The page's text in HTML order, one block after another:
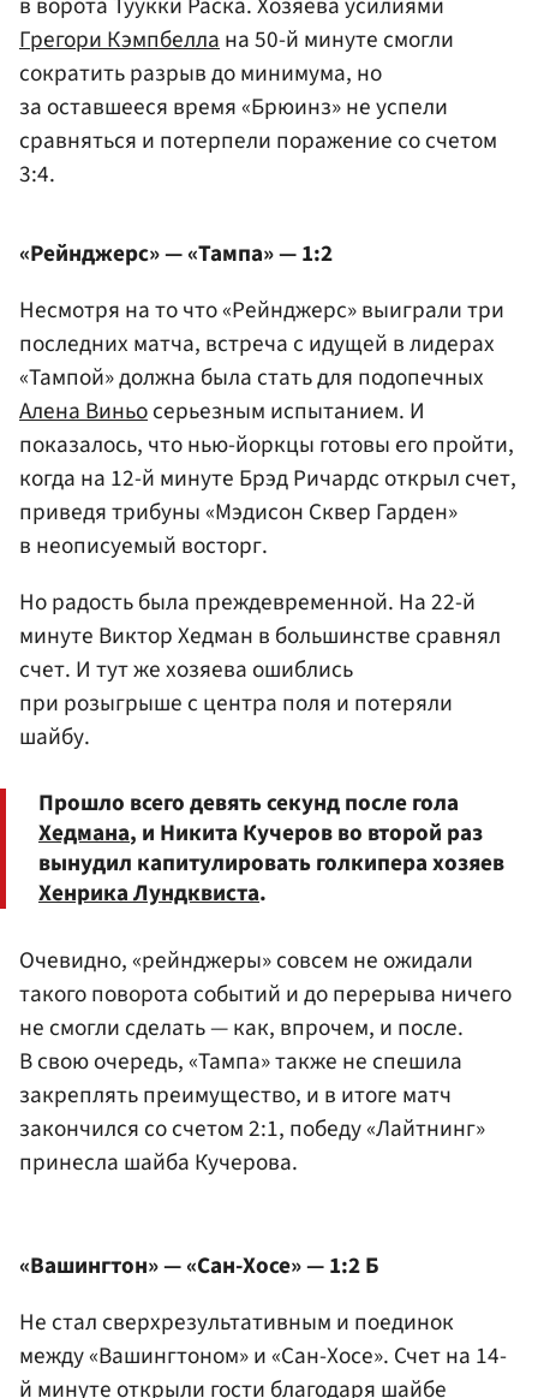
Грегори Кэмпбеллана 50-й минуте смогли
сократить разрыв до минимума, но
за оставшееся время «Брюинз» не успели
сравняться и потерпели поражение со счетом
3:4.
«Рейнджерс» — «Тампа» — 1:2
Несмотря на то что «Рейнджерс» выиграли три
последних матча, встреча с идущей в лидерах
«Тампой» должна была стать для подопечных
Алена Виньосерьезным испытанием. И
показалось, что нью-йоркцы готовы его пройти,
когда на 12-й минуте Брэд Ричардс открыл счет,
приведя трибуны «Мэдисон Сквер Гарден»
в неописуемый восторг.
Но радость была преждевременной. На 22-й
минуте Виктор Хедман в большинстве сравнял
счет. И тут же хозяева ошиблись
при розыгрыше с центра поля и потеряли
шайбу.
Прошло всего девять секунд после гола
Хедмана, и Никита Кучеров во второй раз
вынудил капитулировать голкипера хозяев
Хенрика Лундквиста.
Очевидно, «рейнджеры» совсем не ожидали
такого поворота событий и до перерыва ничего
не смогли сделать — как, впрочем, и после.
В свою очередь, «Тампа» также не спешила
закреплять преимущество, и в итоге матч
закончился со счетом 2:1, победу «Лайтнинг»
принесла шайба Кучерова.
«Вашингтон» — «Сан-Хосе» — 1:2 Б
Не стал сверхрезультативным и поединок
между «Вашингтоном» и «Сан-Хосе». Счет на 14-
й минуте открыли гости благодаря шайбе